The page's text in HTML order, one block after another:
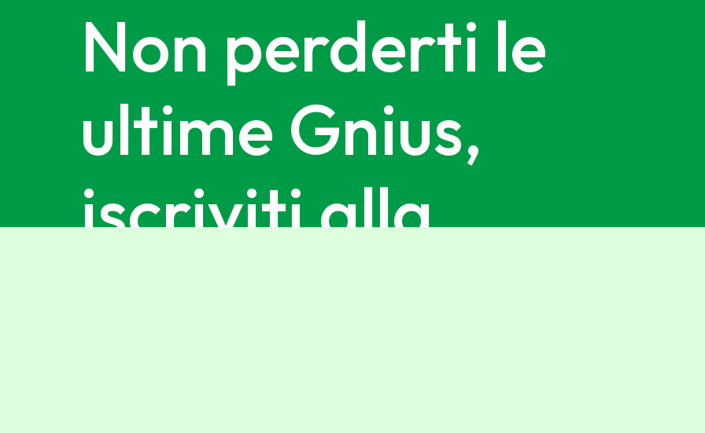
Non perderti le
ultime Gnius,
iscriviti alla